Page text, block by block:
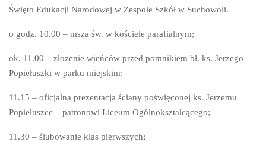
Święto Edukacji Narodowej w Zespole Szkół w Suchowoli.
o godz. 10.00 – msza św. w kościele parafialnym;
ok. 11.00 – złożenie wieńców przed pomnikiem bł. ks. Jerzego
Popiełuszki w parku miejskim;
11.15 – oficjalna prezentacja ściany poświęconej ks. Jerzemu
Popiełuszce – patronowi Liceum Ogólnokształcącego;
11.30 – ślubowanie klas pierwszych;